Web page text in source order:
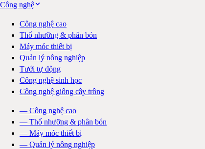
Công nghệ
Công nghệ cao
Thổ nhưỡng & phân bón
Máy móc thiết bị
Quản lý nông nghiệp
Tưới tự động
Công nghệ sinh học
Công nghệ giống cây trồng
— Công nghệ cao
— Thổ nhưỡng & phân bón
— Máy móc thiết bị
— Quản lý nông nghiệp